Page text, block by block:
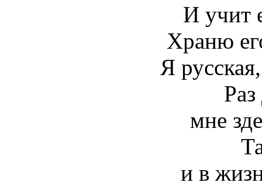
И учит
Храню
Я
мне
и в